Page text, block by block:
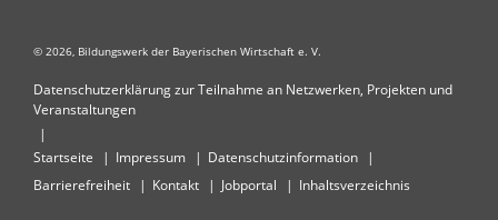
© 2026, Bildungswerk der Bayerischen Wirtschaft e. V.
Datenschutzerklärung zur Teilnahme an Netzwerken, Projekten und
Veranstaltungen
Startseite Impressum
Datenschutzinformation
Barrierefreiheit
Kontakt Jobportal Inhaltsverzeichnis